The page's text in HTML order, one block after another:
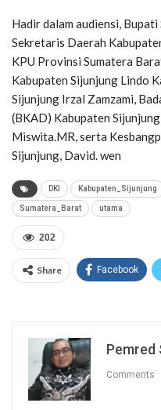
Hadir dalam audiensi,
Sekretaris Daerah
KPU Provinsi Sumatera
Kabupaten Sijunjung Lindo
Sijunjung Irzal Zamzami,
(BKAD) Kabupaten
Miswita.MR, serta
Sijunjung, David. wen
DKI Kabupaten_Sijunjung
Sumatera_Barat utama
202
Share Facebook
Pemred
Comments